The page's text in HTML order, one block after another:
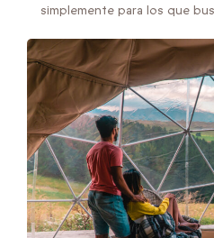
simplemente para los que